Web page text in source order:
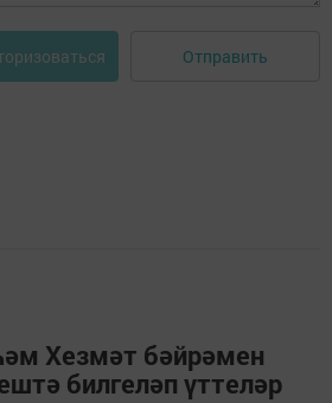
Отправить
Хезмәт бәйрәмен
билгеләп үттеләр